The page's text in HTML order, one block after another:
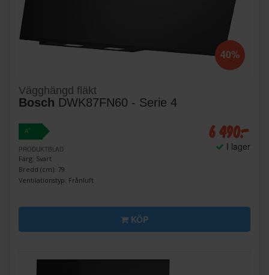
40%
Vägghängd fläkt
Bosch DWK87FN60 - Serie 4
A+
PRODUKTBLAD
Färg: Svart
Bredd (cm): 79
Ventilationstyp: Frånluft
6 490:-
I lager
KÖP